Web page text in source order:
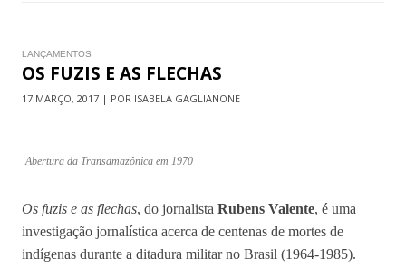
LANÇAMENTOS
OS FUZIS E AS FLECHAS
17 MARÇO, 2017 | POR ISABELA GAGLIANONE
Abertura da Transamazônica em 1970
Os fuzis e as flechas, do jornalista Rubens Valente, é uma
investigação jornalística acerca de centenas de mortes de
indígenas durante a ditadura militar no Brasil (1964-1985).